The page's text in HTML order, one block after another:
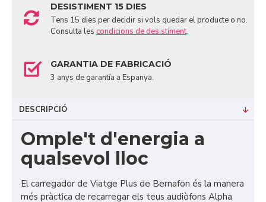
DESISTIMENT 15 DIES
Tens 15 dies per decidir si vols quedar el producte o no.
Consulta les condicions de desistiment.
GARANTIA DE FABRICACIÓ
3 anys de garantía a Espanya.
DESCRIPCIÓ
Omple't d'energia a
qualsevol lloc
El carregador de Viatge Plus de Bernafon és la manera
més pràctica de recarregar els teus audiòfons Alpha